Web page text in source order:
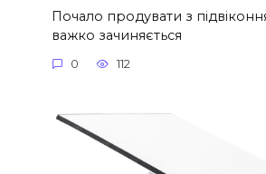
Почало продувати з
важко зачиняється
0 112